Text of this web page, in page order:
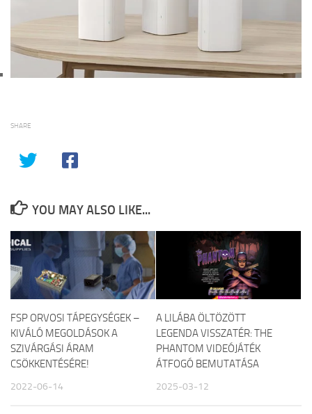
SHARE
YOU MAY ALSO LIKE...
FSP ORVOSI TÁPEGYSÉGEK –
KIVÁLÓ MEGOLDÁSOK A
SZIVÁRGÁSI ÁRAM
CSÖKKENTÉSÉRE!
2022-06-14
A LILÁBA ÖLTÖZÖTT
LEGENDA VISSZATÉR: THE
PHANTOM VIDEÓJÁTÉK
ÁTFOGÓ BEMUTATÁSA
2025-03-12